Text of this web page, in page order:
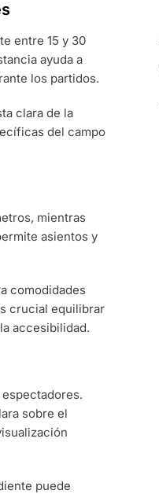
entre 15 y 30
ayuda a
los partidos.
clara de la
del campo
mientras
asientos y
comodidades
crucial equilibrar
accesibilidad.
sobre el
puede